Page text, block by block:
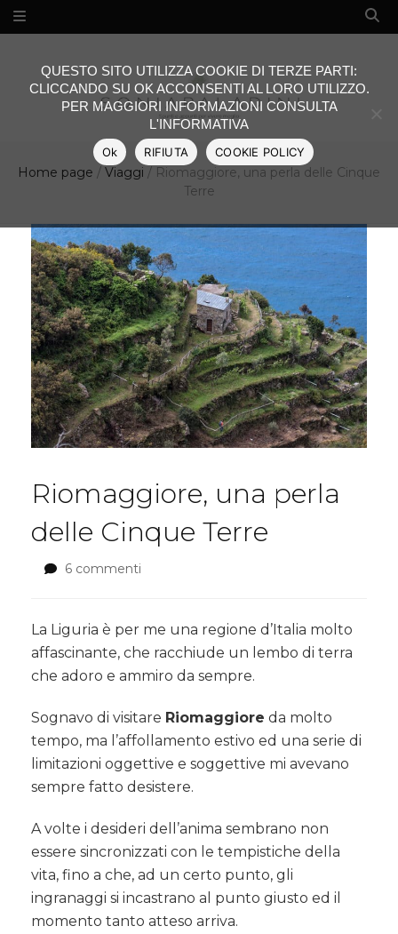
Home page / Viaggi / Riomaggiore, una perla delle Cinque
Terre
Riomaggiore, una perla
delle Cinque Terre
6 commenti
perla
Cinque
Terre
La Liguria è per me una regione d’Italia molto
affascinante, che racchiude un lembo di terra
che adoro e ammiro da sempre.
Sognavo di visitare Riomaggiore da molto
tempo, ma l’affollamento estivo ed una serie di
limitazioni oggettive e soggettive mi avevano
sempre fatto desistere.
A volte i desideri dell’anima sembrano non
essere sincronizzati con le tempistiche della
vita, fino a che, ad un certo punto, gli
ingranaggi si incastrano al punto giusto ed il
momento tanto atteso arriva.
QUESTO SITO UTILIZZA COOKIE DI TERZE PARTI:
CLICCANDO SU OK ACCONSENTI AL LORO UTILIZZO.
PER MAGGIORI INFORMAZIONI CONSULTA
L'INFORMATIVA
Ok RIFIUTA COOKIE POLICY